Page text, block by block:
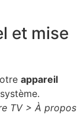
et mise
appareil
TV > À propos